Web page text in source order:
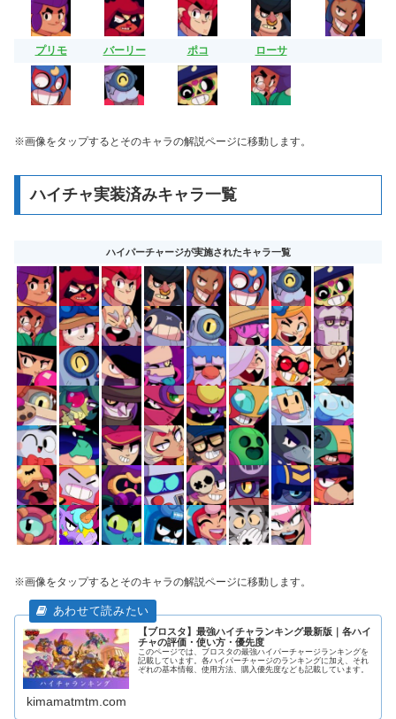
プリモ バーリー ポコ ローサ
※画像をタップするとそのキャラの解説ページに移動します。
ハイチャ実装済みキャラ一覧
ハイパーチャージが実施されたキャラ一覧
※画像をタップするとそのキャラの解説ページに移動します。
【ブロスタ】最強ハイチャランキング最新版｜各ハイ
チャの評価・使い方・優先度
このページでは、ブロスタの最強ハイパーチャージランキングを
記載しています。各ハイパーチャージのランキングに加え、それ
ぞれの基本情報、使用方法、購入優先度なども記載しています。
kimamatmtm.com